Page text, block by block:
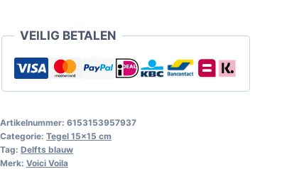
VEILIG BETALEN
Artikelnummer: 6153153957937
Categorie: Tegel 15x15 cm
Tag: Delfts blauw
Merk: Voici Voila